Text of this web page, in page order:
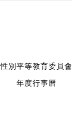
性別平等教育委員會
年度行事曆